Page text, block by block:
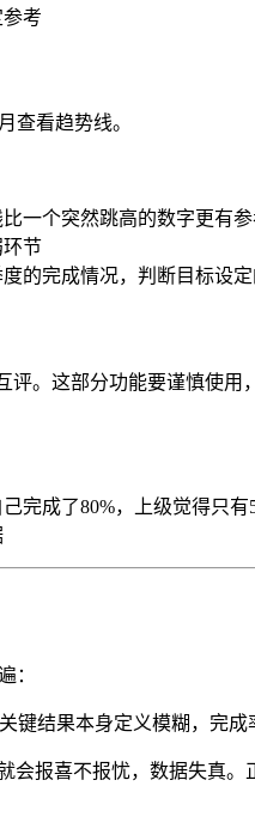
考
查看趋势线。
一个突然跳高的数字更有
节
的完成情况，判断目标设
。这部分功能要谨慎使用
完成了80%，上级觉得只
：
键结果本身定义模糊，完
会报喜不报忧，数据失真